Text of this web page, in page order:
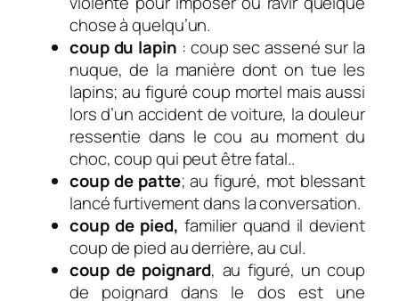
chose à quelqu’un.
coup du lapin : coup sec assené sur la
nuque, de la manière dont on tue les
lapins; au figuré coup mortel mais aussi
lors d’un accident de voiture, la douleur
ressentie dans le cou au moment du
choc, coup qui peut être fatal..
coup de patte; au figuré, mot blessant
lancé furtivement dans la conversation.
coup de pied, familier quand il devient
coup de pied au derrière, au cul.
coup de poignard, au figuré, un coup
de poignard dans le dos est une